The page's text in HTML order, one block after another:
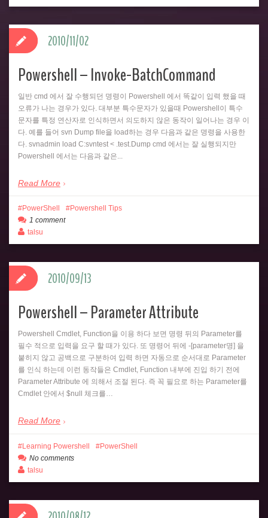
Powershell – Invoke-BatchCommand
일반 cmd 에서 잘 수행되던 명령이 Powershell 에서 똑같이 입력 했을 때
오류가 나는 경우가 있다. 대부분 특수문자가 있을때 Powershell이 특수
문자를 특정 연산자로 인식하면서 의도하지 않은 동작이 일어나는 경우 이
다. 예를 들어 svn Dump file을 load하는 경우 다음과 같은 명령을 사용한
다. svnadmin load C:svntest < .test.Dump cmd 에서는 잘 실행되지만
Powershell 에서는 다음과 같은...
Read More
2010/11/02
PowerShell
Powershell Tips
1 comment
talsu
Powershell – Parameter Attribute
Powershell Cmdlet, Function을 이용 하다 보면 명령 뒤의 Parameter를
필수 적으로 입력을 요구 할 때가 있다. 또 명령어 뒤에 -[parameter명] 을
붙히지 않고 공백으로 구분하여 입력 하면 자동으로 순서대로 Parameter
를 인식 하는데 이런 동작들은 Cmdlet, Function 내부에 진입 하기 전에
Parameter Attribute 에 의해서 조절 된다. 즉 꼭 필요로 하는 Parameter를
Cmdlet 안에서 $null 체크를…
Read More
2010/09/13
Learning Powershell
PowerShell
No comments
talsu